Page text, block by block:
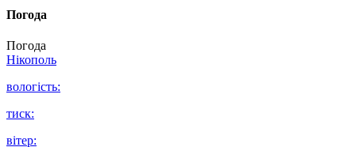
Погода
Погода
Нікополь
вологість:
тиск:
вітер: